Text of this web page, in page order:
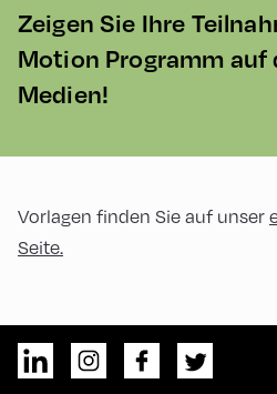
Zeigen Sie Ihre
Motion Programm auf
Medien!
Vorlagen finden Sie auf unser
Seite.